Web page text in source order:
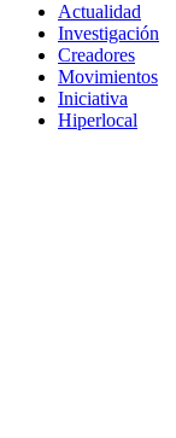
Actualidad
Investigación
Creadores
Movimientos
Iniciativa
Hiperlocal